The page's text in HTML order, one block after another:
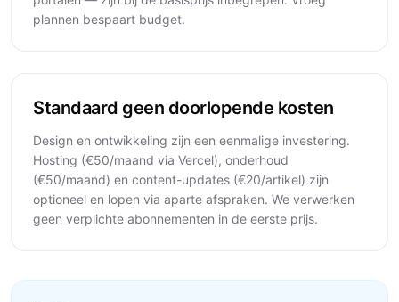
plannen bespaart budget.
Standaard geen doorlopende kosten
Design en ontwikkeling zijn een eenmalige investering.
Hosting (€50/maand via Vercel), onderhoud
(€50/maand) en content-updates (€20/artikel) zijn
optioneel en lopen via aparte afspraken. We verwerken
geen verplichte abonnementen in de eerste prijs.